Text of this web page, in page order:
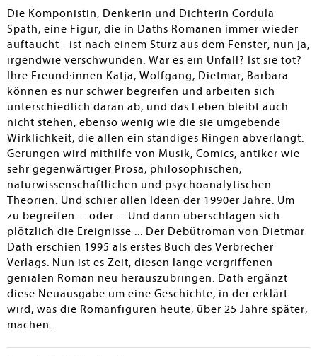
Die Komponistin, Denkerin und Dichterin Cordula
Späth, eine Figur, die in Daths Romanen immer wieder
auftaucht - ist nach einem Sturz aus dem Fenster, nun ja,
irgendwie verschwunden. War es ein Unfall? Ist sie tot?
Ihre Freund:innen Katja, Wolfgang, Dietmar, Barbara
können es nur schwer begreifen und arbeiten sich
unterschiedlich daran ab, und das Leben bleibt auch
nicht stehen, ebenso wenig wie die sie umgebende
Wirklichkeit, die allen ein ständiges Ringen abverlangt.
Gerungen wird mithilfe von Musik, Comics, antiker wie
sehr gegenwärtiger Prosa, philosophischen,
naturwissenschaftlichen und psychoanalytischen
Theorien. Und schier allen Ideen der 1990er Jahre. Um
zu begreifen ... oder ... Und dann überschlagen sich
plötzlich die Ereignisse ... Der Debütroman von Dietmar
Dath erschien 1995 als erstes Buch des Verbrecher
Verlags. Nun ist es Zeit, diesen lange vergriffenen
genialen Roman neu herauszubringen. Dath ergänzt
diese Neuausgabe um eine Geschichte, in der erklärt
wird, was die Romanfiguren heute, über 25 Jahre später,
machen.